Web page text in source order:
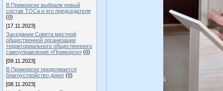
В Приморске выбрали новый
состав ТОСа и его председателя
(0)
[17.11.2023]
Заседании Совета местной
общественной организации
территориального общественного
самоуправления «Приморск» (0)
[09.11.2023]
В Приморске продолжается
благоустройство дорог (0)
[08.11.2023]